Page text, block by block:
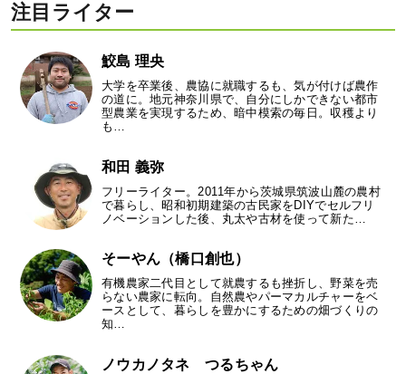
注目ライター
鮫島 理央
大学を卒業後、農協に就職するも、気が付けば農作
の道に。地元神奈川県で、自分にしかできない都市
型農業を実現するため、暗中模索の毎日。収穫より
も…
和田 義弥
フリーライター。2011年から茨城県筑波山麓の農村
で暮らし、昭和初期建築の古民家をDIYでセルフリ
ノベーションした後、丸太や古材を使って新た…
そーやん（橋口創也）
有機農家二代目として就農するも挫折し、野菜を売
らない農家に転向。自然農やパーマカルチャーをベ
ースとして、暮らしを豊かにするための畑づくりの
知…
ノウカノタネ つるちゃん